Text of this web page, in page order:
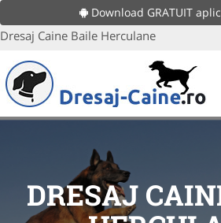
Download GRATUIT
Dresaj Caine Baile Herculane
DRESAJ